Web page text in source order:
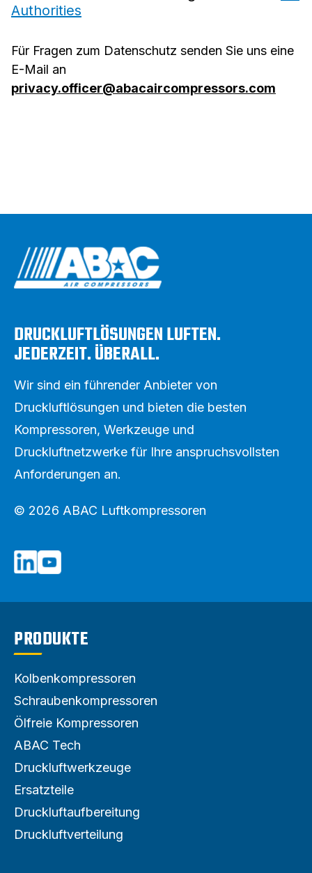
Authorities
Für Fragen zum Datenschutz senden Sie uns eine
E-Mail an
privacy.officer@abacaircompressors.com
DRUCKLUFTLÖSUNGEN LUFTEN.
JEDERZEIT. ÜBERALL.
Wir sind ein führender Anbieter von
Druckluftlösungen und bieten die besten
Kompressoren, Werkzeuge und
Druckluftnetzwerke für Ihre anspruchsvollsten
Anforderungen an.
© 2026 ABAC Luftkompressoren
PRODUKTE
Kolbenkompressoren
Schraubenkompressoren
Ölfreie Kompressoren
ABAC Tech
Druckluftwerkzeuge
Ersatzteile
Druckluftaufbereitung
Druckluftverteilung